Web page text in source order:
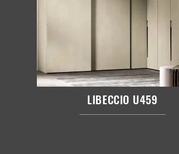
LIBECCIO U459